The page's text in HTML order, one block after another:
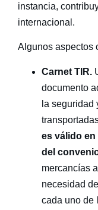
instancia,
internacional.
Algunos aspectos
Carnet TIR.
documento
la seguridad
es válido
del
mercancías
necesidad
cada uno de